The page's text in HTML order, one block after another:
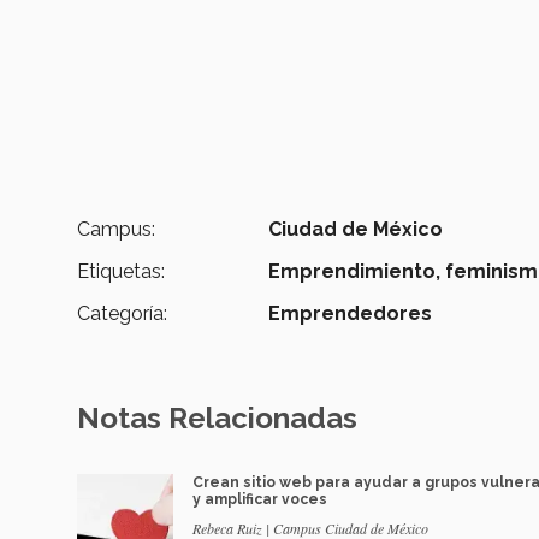
Campus:
Ciudad de México
Etiquetas:
Emprendimiento,
Categoría:
Emprendedores
Notas Relacionadas
Crean sitio web para ayudar a grupos
y amplificar voces
Rebeca Ruiz | Campus Ciudad de México